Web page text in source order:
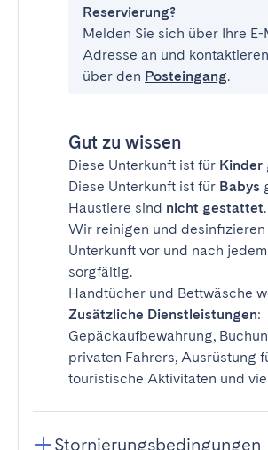
Reservierung?
Melden Sie sich über Ihre E-
Adresse an und
über den Posteingang.
Gut zu wissen
Diese Unterkunft ist für Kinder
Diese Unterkunft ist für Babys
Haustiere sind nicht gestattet.
Wir reinigen und desinfizieren
Unterkunft vor und nach
sorgfältig.
Handtücher und Bettwäsche
Zusätzliche Dienstleistungen:
Gepäckaufbewahrung,
privaten Fahrers, Ausrüstung
touristische Aktivitäten und
Stornierungsbedingungen